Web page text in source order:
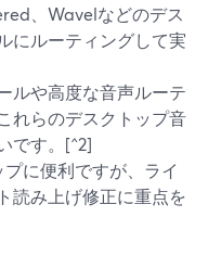
、Wavelなどのデス
にルーティングして実
ルや高度な音声ルーテ
れらのデスクトップ音
です。[^2]
に便利ですが、ライ
読み上げ修正に重点を